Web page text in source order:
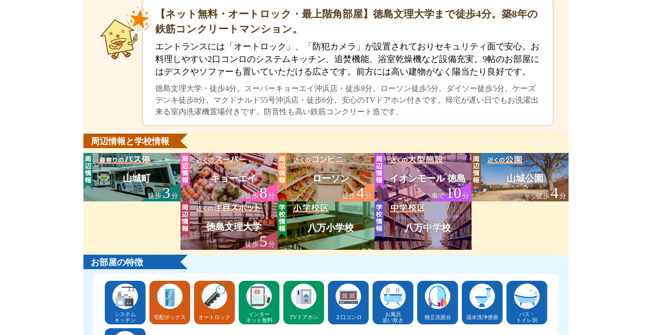
【ネット無料・オートロック・最上階角部屋】徳島文理大学まで徒歩4分。築8年の
鉄筋コンクリートマンション。
エントランスには「オートロック」、「防犯カメラ」が設置されておりセキュリティ面で安心。お
料理しやすい2口コンロのシステムキッチン、追焚機能、浴室乾燥機など設備充実。9帖のお部屋に
はデスクやソファーも置いていただける広さです。前方には高い建物がなく陽当たり良好です。
徳島文理大学・徒歩4分。スーパーキョーエイ沖浜店・徒歩8分。ローソン徒歩5分。ダイソー徒歩5分。ケーズ
デンキ徒歩8分。マクドナルド55号沖浜店・徒歩6分。安心のTVドアホン付きです。帰宅が遅い日でもお洗濯出
来る室内洗濯機置場付きです。防音性も高い鉄筋コンクリート造です。
周辺情報と学校情報
山城町
徒歩3分
キョーエイ
徒歩8分
ローソン
徒歩4分
イオンモール 徳島
車で10分
山城公園
徒歩4分
徳島文理大学
徒歩5分
八万小学校 八万中学校
お部屋の特徴
システム
キッチン
宅配ボックス オートロック
インター
ネット無料
TVドアホン ２口コンロ
お風呂
追い炊き
独立洗面台 温水洗浄便座
バス・
トイレ別